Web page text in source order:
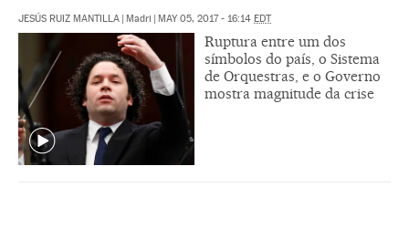
JESÚS RUIZ MANTILLA Madri MAY 05, 2017 - 16:14 EDT
Ruptura entre um dos
símbolos do país, o Sistema
de Orquestras, e o Governo
mostra magnitude da crise